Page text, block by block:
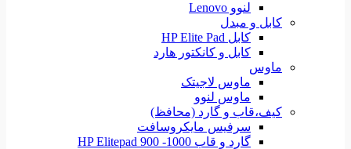
لنوو Lenovo
کابل و مبدل
کابل HP Elite Pad
کابل و کانکتور هارد
ماوس
ماوس لاجیتک
ماوس لنوو
کیف،قاب و گارد (محافظ)
سرفیس مایکروسافت
گارد و قاب HP Elitepad 900 -1000